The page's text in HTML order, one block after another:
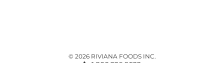
© 2026 RIVIANA FOODS INC.